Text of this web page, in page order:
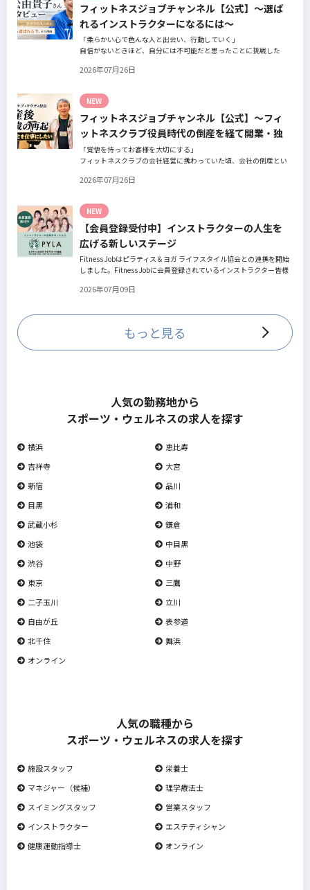
フィットネスジョブチャンネル【公式】～選ば
れるインストラクターになるには～
「柔らかい心で色んな人と出会い、行動していく」
自信がないときほど、自分には不可能だと思ったことに挑戦した
そんな風に自分だけでは思いつかないことを行動に移してきた結果
さん。選ばれるインストラクターになるために若松さんが取られた
行動とは？
2026年07月26日
NEW
フィットネスジョブチャンネル【公式】～フィ
ットネスクラブ役員時代の倒産を経て開業・独
立～
「覚悟を持ってお客様を大切にする」
フィットネスクラブの会社経営に携わっていた頃、会社の倒産とい
たパーソナルジム「ファントレイン」代表近藤健祐さんにインタビ
フィットネスクラブのキャンペーンや違約金制度はお客様を大切に
する仕組みだろうか！？資金が底をつく恐怖と闘いながらもお客様
との絆を築き上げた秘訣とは？
2026年07月26日
NEW
【会員登録受付中】インストラクターの人生を
広げる新しいステージ
Fitness Jobはピラティス＆ヨガ ライフスタイル協会との連携を開始
しました。Fitness Jobに会員登録されているインストラクター皆様
していきます。
2026年07月09日
もっと見る
人気の勤務地から
スポーツ・ウェルネスの求人を探す
横浜
恵比寿
吉祥寺
大宮
新宿
品川
目黒
浦和
武蔵小杉
鎌倉
池袋
中目黒
渋谷
中野
東京
三鷹
二子玉川
立川
自由が丘
表参道
北千住
舞浜
オンライン
人気の職種から
スポーツ・ウェルネスの求人を探す
施設スタッフ
栄養士
マネジャー（候補）
理学療法士
スイミングスタッフ
営業スタッフ
インストラクター
エステティシャン
健康運動指導士
オンライン